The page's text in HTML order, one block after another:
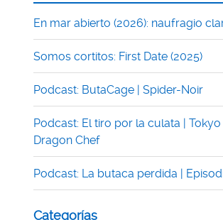
En mar abierto (2026): naufragio
Somos cortitos: First Date (2025)
Podcast: ButaCage | Spider-Noir
Podcast: El tiro por la culata | Tokyo
Dragon Chef
Podcast: La butaca perdida |
Categorías